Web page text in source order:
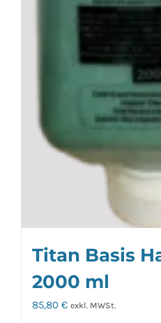
Titan Basis
2000 ml
85,80 € exkl. MWSt.